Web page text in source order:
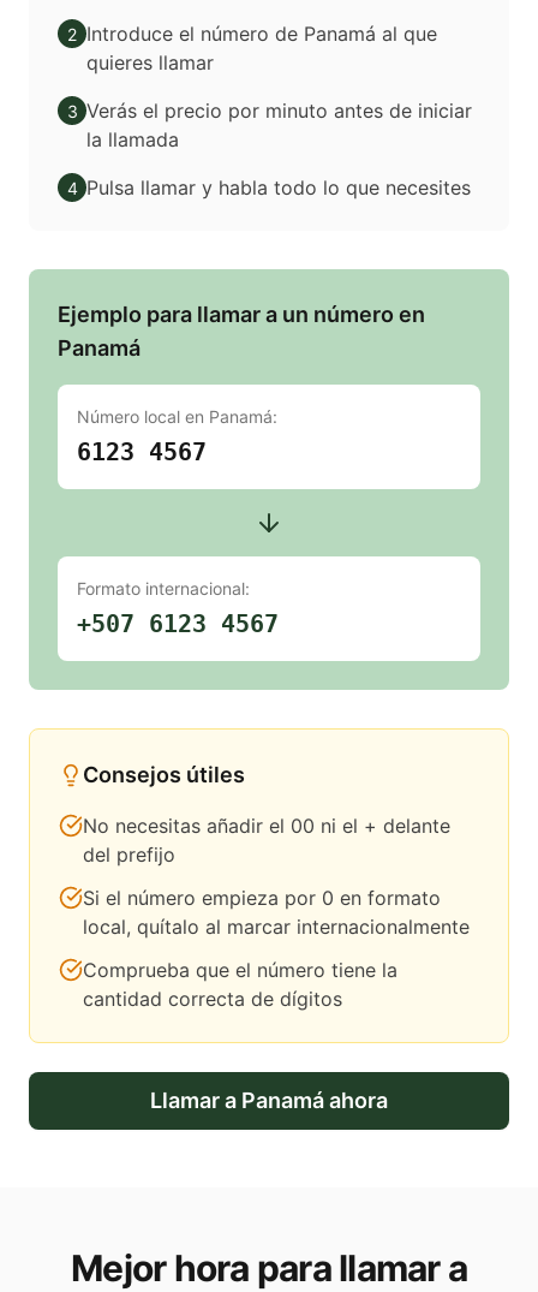
2 Introduce el número de Panamá al que
quieres llamar
3 Verás el precio por minuto antes de iniciar
la llamada
4 Pulsa llamar y habla todo lo que necesites
Ejemplo para llamar a un número en
Panamá
Número local en Panamá:
6123 4567
Formato internacional:
+507 6123 4567
Consejos útiles
No necesitas añadir el 00 ni el + delante
del prefijo
Si el número empieza por 0 en formato
local, quítalo al marcar internacionalmente
Comprueba que el número tiene la
cantidad correcta de dígitos
Llamar a Panamáahora
Mejor hora para llamar a